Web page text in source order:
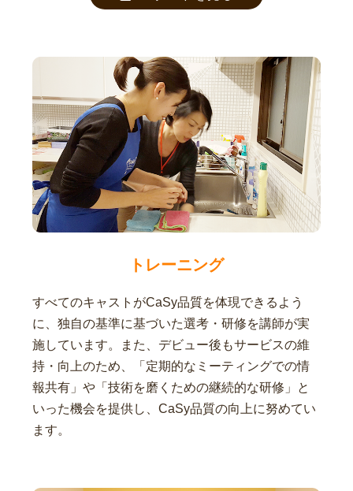
トレーニング
すべてのキャストがCaSy品質を体現できるよう
に、独自の基準に基づいた選考・研修を講師が実
施しています。また、デビュー後もサービスの維
持・向上のため、「定期的なミーティングでの情
報共有」や「技術を磨くための継続的な研修」と
いった機会を提供し、CaSy品質の向上に努めてい
ます。